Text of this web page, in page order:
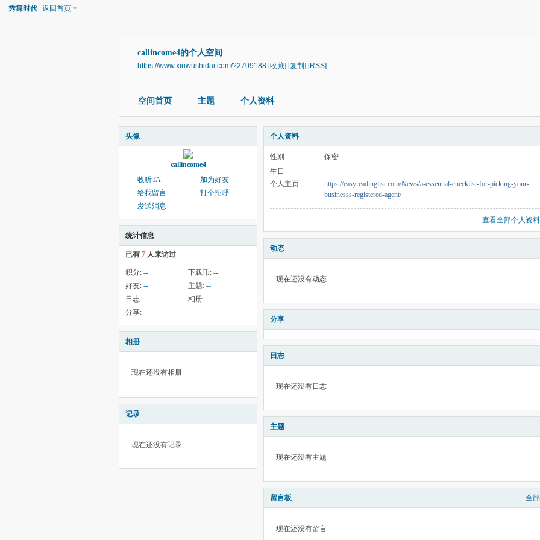
秀舞时代 返回首页
callincome4的个人空间
https://www.xiuwushidai.com/?2709188 [收藏] [复制] [RSS]
空间首页 主题 个人资料
头像
callincome4
收听TA
加为好友
给我留言
打个招呼
发送消息
统计信息
已有 7 人来访过
积分: -- 下载币: --
好友: -- 主题: --
日志: -- 相册: --
分享: --
相册
现在还没有相册
记录
现在还没有记录
个人资料
性别
保密
生日
个人主页
https://easyreadinglist.com/News/a-essential-checklist-for-picking-your-
businesss-registered-agent/
查看全部个人资料
动态
现在还没有动态
分享
日志
现在还没有日志
主题
现在还没有主题
留言板 全部
现在还没有留言